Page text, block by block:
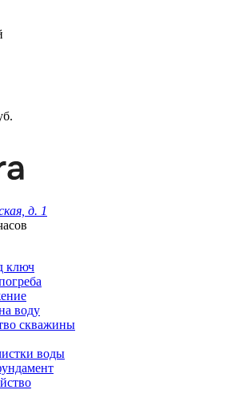
д. 1
ключ
воду
скважины
воды